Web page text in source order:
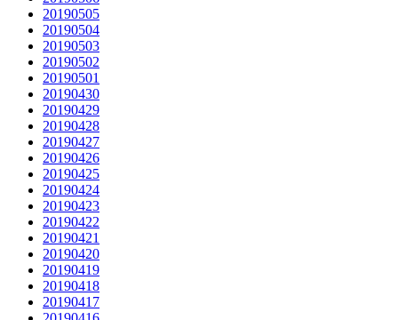
20190505
20190504
20190503
20190502
20190501
20190430
20190429
20190428
20190427
20190426
20190425
20190424
20190423
20190422
20190421
20190420
20190419
20190418
20190417